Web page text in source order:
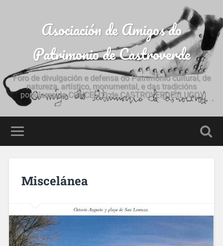
Asociación de Amigos do
Patrimonio de Castroverde
Foro de divulgación e defensa do Patrimonio cultural, de
natureza, artístico, monumental, e das tradicións
populares do CONCELLO de CASTROVERDE (LUGO)
Miscelánea